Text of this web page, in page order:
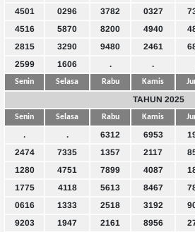
4501
0296 3782 0327
4516
5870 8200 4940
2815
3290 9480 2461
2599
1606 . .
Senin Selasa Rabu Kamis
TAHUN 2025
Senin Selasa Rabu Kamis
. . 6312 6953
2474
7335 1357 2117
1280
4751 7899 4087
1775
4118 5613 8467
0616
1333 2518 3192
9203
1947 2161 8956